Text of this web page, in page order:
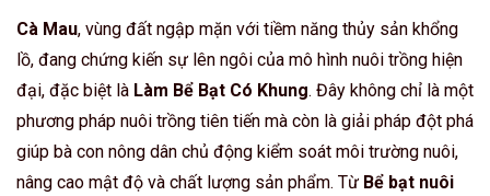
Cà Mau, vùng đất ngập mặn với tiềm năng thủy sản khổng
lồ, đang chứng kiến sự lên ngôi của mô hình nuôi trồng hiện
đại, đặc biệt là Làm Bể Bạt Có Khung. Đây không chỉ là một
phương pháp nuôi trồng tiên tiến mà còn là giải pháp đột phá
giúp bà con nông dân chủ động kiểm soát môi trường nuôi,
nâng cao mật độ và chất lượng sản phẩm. Từ Bể bạt nuôi